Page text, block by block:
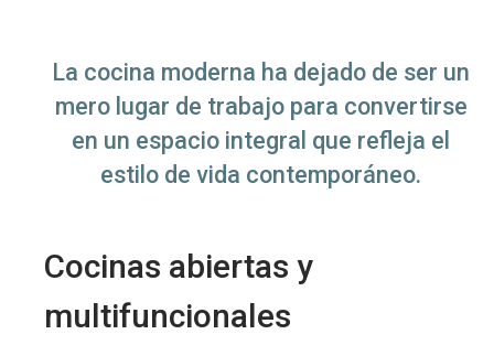
La cocina moderna ha dejado de ser un
mero lugar de trabajo para convertirse
en un espacio integral que refleja el
estilo de vida contemporáneo.
Cocinas abiertas y
multifuncionales